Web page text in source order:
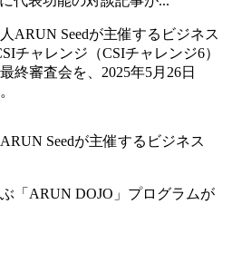
Seedが主催するビジネス